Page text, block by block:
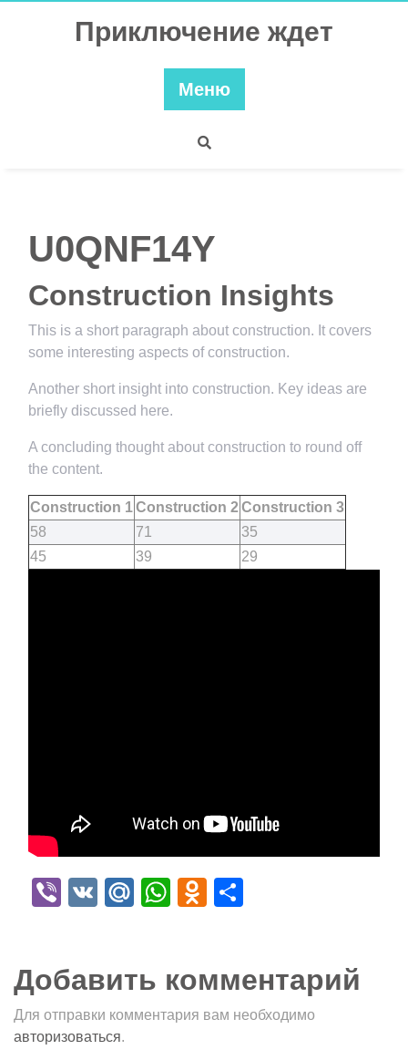
Приключение ждет
Меню
U0QNF14Y
Construction Insights
This is a short paragraph about construction. It covers
some interesting aspects of construction.
Another short insight into construction. Key ideas are
briefly discussed here.
A concluding thought about construction to round off
the content.
Construction 1Construction 2 Construction 3
58
71
35
45
39 29
Viber
VK Mail.Ru
WhatsApp
Odnoklassniki
Добавить комментарий
Для отправки комментария вам необходимо
авторизоваться.